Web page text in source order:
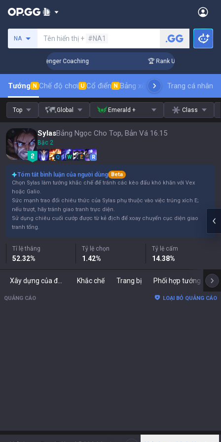
NA Tên hiển thị + #NA1
3 Days! Challenger Coaching 🏆 Rank Up in 3 Days!
Tướng N Chế độ chơi U Cổ điển N Bảng xếp hạng trang phụcthứ
Trang cá nhân
Top Global Emerald + Class
SylasBảng Ngọc Cho Top, Bản Vá 16.15
Bậc 2
Q W E R
Tóm tắt bình luận của người dùng Beta
Chọn Sylas làm tướng khắc chế để tránh các kèo đấu khó khăn với Vex
hoặc Galio.
Sức mạnh trao đổi chiêu thức của Sylas phụ thuộc vào việc trúng xích E;
nếu trượt, hãy tránh giao tranh trực diện.
Sử dụng chiêu cuối cướp được từ kẻ địch để xoay chuyển cục diện giao
tranh tổng.
Tỉ lệ thắng
52.32%
Tỷ lệ chọn
1.42%
Tỷ lệ cấm
14.38%
Khắc chế Trang bị Phối hợp tướng
QUẢNG CÁO LOẠI BỎ QUẢNG CÁO